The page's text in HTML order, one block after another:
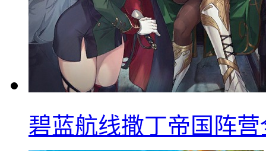
碧蓝航线撒丁帝国阵